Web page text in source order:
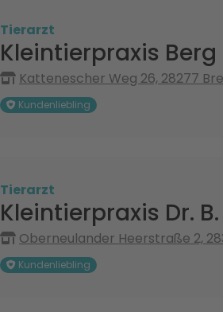
Tierarzt
Kleintierpraxis Berg
Kattenescher Weg 26, 28277
Kundenliebling
Tierarzt
Kleintierpraxis Dr.
Oberneulander Heerstraße 2,
Kundenliebling